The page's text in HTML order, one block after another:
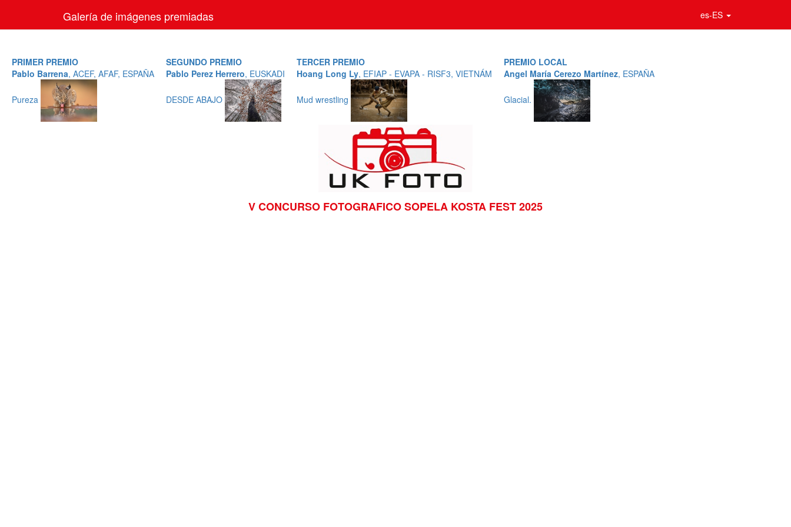
Galería de imágenes premiadas es-ES
PRIMER PREMIO
Pablo Barrena, ACEF, AFAF, ESPAÑA
Pureza
SEGUNDO PREMIO
Pablo Perez Herrero, EUSKADI
DESDE ABAJO
TERCER PREMIO
Hoang Long Ly, EFIAP - EVAPA - RISF3, VIETNÁM
Mud wrestling
PREMIO LOCAL
Angel María Cerezo Martínez, ESPAÑA
Glacial.
V CONCURSO FOTOGRAFICO SOPELA KOSTA FEST 2025